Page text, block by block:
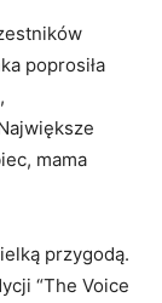
poprosiła
mama
przygodą.
“The Voice